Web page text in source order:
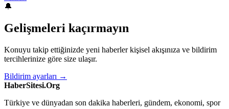
🔔
Gelişmeleri kaçırmayın
Konuyu takip ettiğinizde yeni haberler kişisel akışınıza ve bildirim
tercihlerinize göre size ulaşır.
Bildirim ayarları →
HaberSitesi.Org
Türkiye ve dünyadan son dakika haberleri, gündem, ekonomi, spor